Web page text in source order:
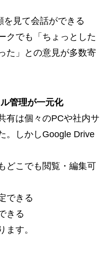
を見て会話ができる
クでも「ちょっとした
た」との意見が多数寄
管理が一元化
有は個々のPCや社内サ
。しかしGoogle Drive
どこでも閲覧・編集可
できる
きる
ます。